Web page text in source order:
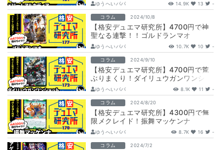
ゆうへいパパ 14.9K 13 -
コラム 2024/10/8
【格安デュエマ研究所】4700円で神
聖なる連撃！！ゴルドランマオ
ゆうへいパパ 10.7K 10 -
コラム 2024/9/10
【格安デュエマ研究所】4700円で荒
ぶりまくり！ダイリュウガンワンショ
ット
ゆうへいパパ 8.1K 11 -
コラム 2024/8/20
【格安デュエマ研究所】4300円で無
限メクレイド！振舞マッケンナ
ゆうへいパパ 8.7K 16 -
コラム 2024/7/2